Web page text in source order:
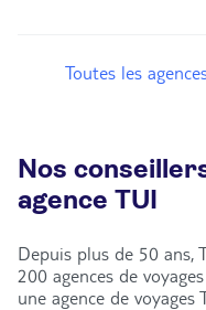
Toutes les
Nos
agence TUI
Depuis plus de 50 ans,
200 agences de
une agence de voyages